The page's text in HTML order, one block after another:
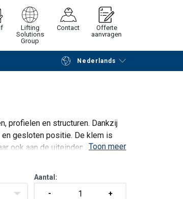
Lifting
Solutions
Group
Contact
Offerte
aanvragen
Nederlands
Vraag offerte aan
profielen en structuren. Dankzij
gesloten positie. De klem is
ook aan de uiteinden van het
Toon meer
Aantal: